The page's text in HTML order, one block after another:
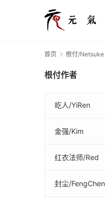
首页 根付/Netsuke
根付作者
屹人/YiRen
金强/Kim
红衣法师/Red
封尘/FengChen